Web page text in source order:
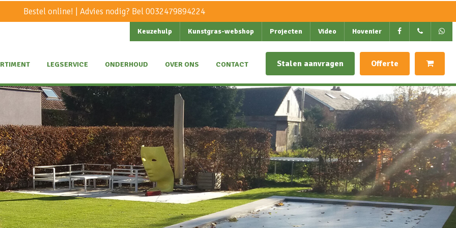
Bestel online! | Advies nodig? Bel0032479894224
Keuzehulp Kunstgras-webshop Projecten Video Hovenier
LEGSERVICE ONDERHOUD OVER ONS CONTACT Stalen aanvragen Offerte